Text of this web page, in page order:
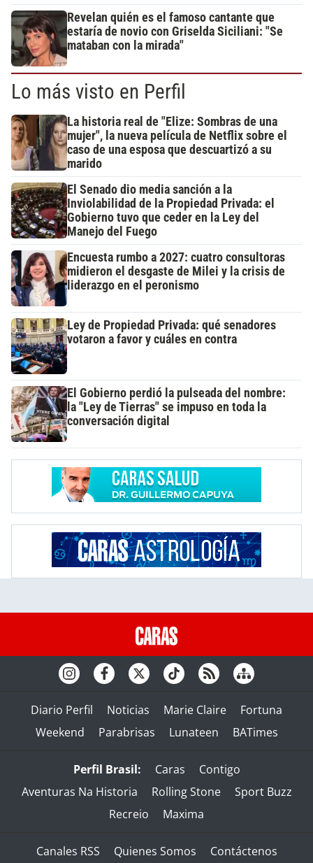
Revelan quién es el famoso cantante que
estaría de novio con Griselda Siciliani: "Se
mataban con la mirada"
Lo más visto en Perfil
La historia real de "Elize: Sombras de una
mujer", la nueva película de Netflix sobre el
caso de una esposa que descuartizó a su
marido
El Senado dio media sanción a la
Inviolabilidad de la Propiedad Privada: el
Gobierno tuvo que ceder en la Ley del
Manejo del Fuego
Encuesta rumbo a 2027: cuatro consultoras
midieron el desgaste de Milei y la crisis de
liderazgo en el peronismo
Ley de Propiedad Privada: qué senadores
votaron a favor y cuáles en contra
El Gobierno perdió la pulseada del nombre:
la "Ley de Tierras" se impuso en toda la
conversación digital
Diario Perfil Noticias Marie Claire
Fortuna
Weekend
Parabrisas Lunateen BATimes
Perfil Brasil: Caras
Contigo
Aventuras Na Historia
Rolling Stone
Sport Buzz
Recreio
Maxima
Canales RSS Quienes Somos Contáctenos